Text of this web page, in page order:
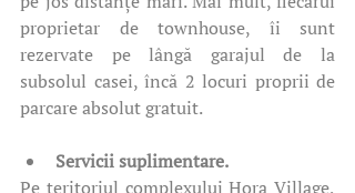
proprietar de townhouse, îi sunt
rezervate pe lângă garajul de la
subsolul casei, încă 2 locuri proprii de
parcare absolut gratuit.
Servicii suplimentare.
Pe teritoriul complexului Hora Village,